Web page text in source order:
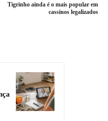
Tigrinho ainda é o mais popular em
cassinos legalizados